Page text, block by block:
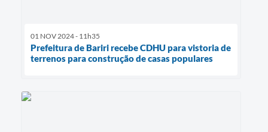
01 NOV 2024 - 11h35
Prefeitura de Bariri recebe CDHU para vistoria de
terrenos para construção de casas populares